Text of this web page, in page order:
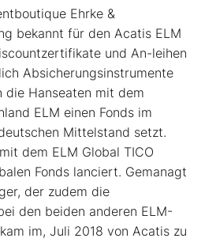
Ehrke &
bekannt für den Acatis ELM
und An-leihen
Absicherungsinstrumente
die Hanseaten mit dem
ELM einen Fonds im
Mittelstand setzt.
dem ELM Global TICO
Fonds lanciert. Gemanagt
der zudem die
den beiden anderen ELM-
im, Juli 2018 von Acatis zu